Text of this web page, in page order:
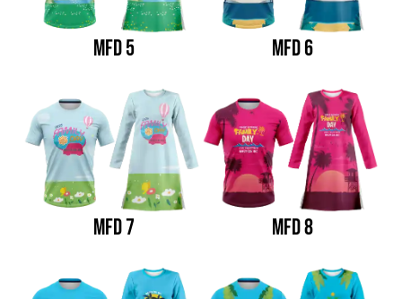
MFD 5 MFD 6
MFD 7 MFD 8